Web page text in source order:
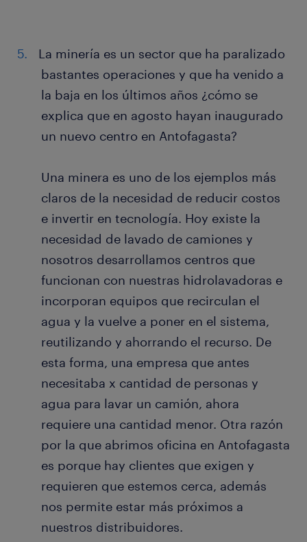
La minería es un sector que ha paralizado
bastantes operaciones y que ha venido a
la baja en los últimos años ¿cómo se
explica que en agosto hayan inaugurado
un nuevo centro en Antofagasta?
Una minera es uno de los ejemplos más
claros de la necesidad de reducir costos
e invertir en tecnología. Hoy existe la
necesidad de lavado de camiones y
nosotros desarrollamos centros que
funcionan con nuestras hidrolavadoras e
incorporan equipos que recirculan el
agua y la vuelve a poner en el sistema,
reutilizando y ahorrando el recurso. De
esta forma, una empresa que antes
necesitaba x cantidad de personas y
agua para lavar un camión, ahora
requiere una cantidad menor. Otra razón
por la que abrimos oficina en Antofagasta
es porque hay clientes que exigen y
requieren que estemos cerca, además
nos permite estar más próximos a
nuestros distribuidores.